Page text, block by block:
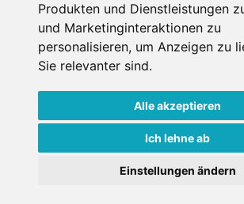
Produkten und Dienstleistungen
und Marketinginteraktionen zu
personalisieren, um Anzeigen zu
Sie relevanter sind.
Alle akzeptieren
Ich lehne ab
Einstellungen ändern
WEITERE PORTALE
Schneemenschen.de
Schneehoehen.de
Alpen-Guide.de